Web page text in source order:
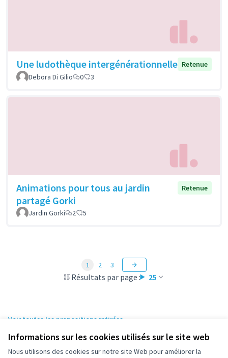
Informations sur les cookies utilisés sur le site web
Nous utilisons des cookies sur notre site Web pour améliorer la
Une ludothèque intergénérationnelle Retenue
Debora Di Gilio
0 3
Animations pour tous au jardin
partagé Gorki
Retenue
Jardin Gorki 2 5
Résultats par page : 25
1 2 3
Voir toutes les propositions retirées
Conditions d'utilisation